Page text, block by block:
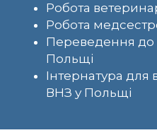
Робота
Робота
Переведення
Польщі
Інтернатура
ВНЗ у Польщі